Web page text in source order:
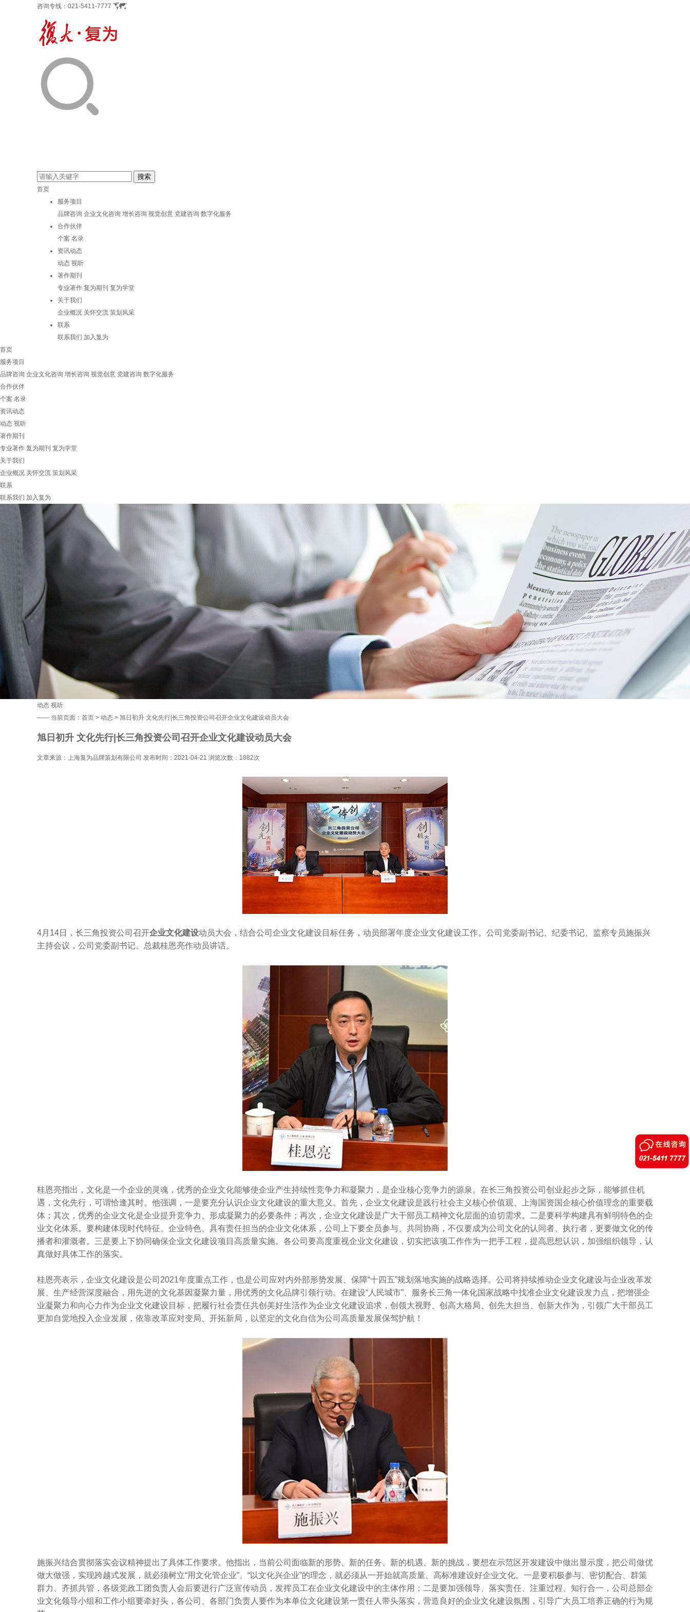
咨询专线： 021-5411-7777
首页
服务项目
品牌咨询 企业文化咨询 增长咨询 视觉创意 党建咨询 数字化服务
合作伙伴
个案 名录
资讯动态
动态 视听
著作期刊
专业著作 复为期刊 复为学堂
关于我们
企业概况 关怀交流 策划风采
联系
联系我们 加入复为
首页
服务项目
品牌咨询 企业文化咨询 增长咨询 视觉创意 党建咨询 数字化服务
合作伙伴
个案 名录
资讯动态
动态 视听
著作期刊
专业著作 复为期刊 复为学堂
关于我们
企业概况 关怀交流 策划风采
联系
联系我们 加入复为
动态 视听
—— 当前页面： 首页 > 动态 > 旭日初升 文化先行|长三角投资公司召开企业文化建设动员大会
旭日初升 文化先行|长三角投资公司召开企业文化建设动员大会
文章来源：上海复为品牌策划有限公司 发布时间：2021-04-21 浏览次数： 1882次
4月14日，长三角投资公司召开企业文化建设动员大会，结合公司企业文化建设目标任务，动员部署年度企业文化建设工作。公司党委副书记、纪委书记、监察专员施振兴
主持会议，公司党委副书记、总裁桂恩亮作动员讲话。
桂恩亮指出，文化是一个企业的灵魂，优秀的企业文化能够使企业产生持续性竞争力和凝聚力，是企业核心竞争力的源泉。在长三角投资公司创业起步之际，能够抓住机
遇，文化先行，可谓恰逢其时。他强调，一是要充分认识企业文化建设的重大意义。首先，企业文化建设是践行社会主义核心价值观、上海国资国企核心价值理念的重要载
体；其次，优秀的企业文化是企业提升竞争力、形成凝聚力的必要条件；再次，企业文化建设是广大干部员工精神文化层面的迫切需求。二是要科学构建具有鲜明特色的企
业文化体系。要构建体现时代特征、企业特色、具有责任担当的企业文化体系，公司上下要全员参与、共同协商，不仅要成为公司文化的认同者、执行者，更要做文化的传
播者和灌溉者。三是要上下协同确保企业文化建设项目高质量实施。各公司要高度重视企业文化建设，切实把该项工作作为一把手工程，提高思想认识，加强组织领导，认
真做好具体工作的落实。
桂恩亮表示，企业文化建设是公司2021年度重点工作，也是公司应对内外部形势发展、保障“十四五”规划落地实施的战略选择。公司将持续推动企业文化建设与企业改革发
展、生产经营深度融合，用先进的文化基因凝聚力量，用优秀的文化品牌引领行动。在建设“人民城市”、服务长三角一体化国家战略中找准企业文化建设发力点，把增强企
业凝聚力和向心力作为企业文化建设目标，把履行社会责任共创美好生活作为企业文化建设追求，创领大视野、创高大格局、创先大担当、创新大作为，引领广大干部员工
更加自觉地投入企业发展，依靠改革应对变局、开拓新局，以坚定的文化自信为公司高质量发展保驾护航！
施振兴结合贯彻落实会议精神提出了具体工作要求。他指出，当前公司面临新的形势、新的任务、新的机遇、新的挑战，要想在示范区开发建设中做出显示度，把公司做优
做大做强，实现跨越式发展，就必须树立“用文化管企业”、“以文化兴企业”的理念，就必须从一开始就高质量、高标准建设好企业文化。一是要积极参与、密切配合、群策
群力、齐抓共管，各级党政工团负责人会后要进行广泛宣传动员，发挥员工在企业文化建设中的主体作用；二是要加强领导、落实责任、注重过程、知行合一，公司总部企
业文化领导小组和工作小组要牵好头，各公司、各部门负责人要作为本单位文化建设第一责任人带头落实，营造良好的企业文化建设氛围，引导广大员工培养正确的行为规